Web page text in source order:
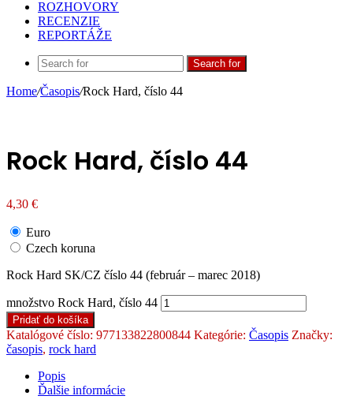
ROZHOVORY
RECENZIE
REPORTÁŽE
Search for
Home/Časopis/Rock Hard, číslo 44
Rock Hard, číslo 44
4,30 €
Euro
Czech koruna
Rock Hard SK/CZ číslo 44 (február – marec 2018)
množstvo Rock Hard, číslo 44
Pridať do košíka
Katalógové číslo: 977133822800844 Kategórie: Časopis Značky:
časopis, rock hard
Popis
Ďalšie informácie